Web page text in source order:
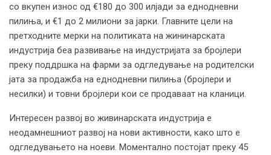
со вкупен износ од €180 до 300 илјади за еднодневни
пилиња, и €1 дo 2 милиони за јарки. Главните цели на
претходните мерки на политиката на жининарската
индустрија беа развивање на индустријата за бројлери
преку поддршка на фарми за одгледување на родителски
јата за продажба на еднодневни пилиња (бројлери и
несилки) и товни бројлери кои се продаваат на кланици.
Интересен развој во живинарската индустрија е
неодамнешниот развој на нови активности, како што е
одгледувањето на ноеви. Моментално постојат преку 45